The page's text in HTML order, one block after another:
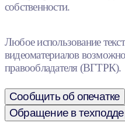
собственности.
Любое использование
видеоматериалов
правообладателя (ВГТРК).
Сообщить об опечатке
Обращение в